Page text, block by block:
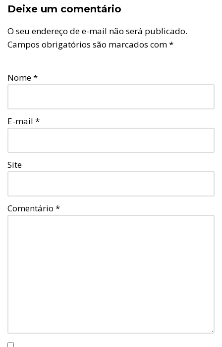
Deixe um comentário
O seu endereço de e-mail não será publicado.
Campos obrigatórios são marcados com*
Nome*
E-mail *
Site
Comentário *